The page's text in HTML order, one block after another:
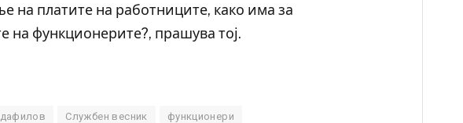
на платите на работниците, како има за
на функционерите?, прашува тој.
Службен весник функционери